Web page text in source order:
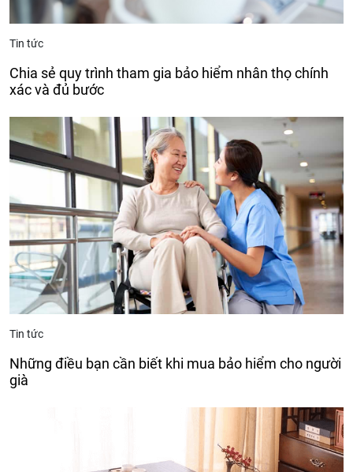
Tin tức
Chia sẻ quy trình tham gia bảo hiểm nhân thọ chính
xác và đủ bước
Tin tức
Những điều bạn cần biết khi mua bảo hiểm cho người
già